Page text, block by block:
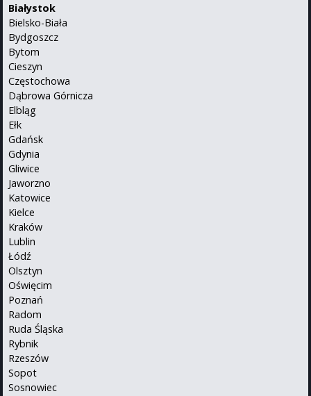
Białystok
Bielsko-Biała
Bydgoszcz
Bytom
Cieszyn
Częstochowa
Dąbrowa Górnicza
Elbląg
Ełk
Gdańsk
Gdynia
Gliwice
Jaworzno
Katowice
Kielce
Kraków
Lublin
Łódź
Olsztyn
Oświęcim
Poznań
Radom
Ruda Śląska
Rybnik
Rzeszów
Sopot
Sosnowiec